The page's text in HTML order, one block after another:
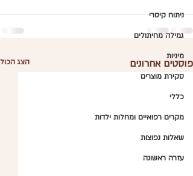
ניתוח קיסרי
גמילה מחיתולים
מיניות
סקירת מוצרים
כללי
מקרים רפואיים ומחלות ילדות
שאלות נפוצות
עזרה ראשונה
פוסטים אחרונים הצג הכול